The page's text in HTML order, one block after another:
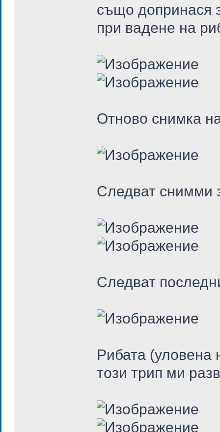
също допринася
при вадене на
Отново снимка
Следват снимми
Следват
Рибата (уловена
този трип ми